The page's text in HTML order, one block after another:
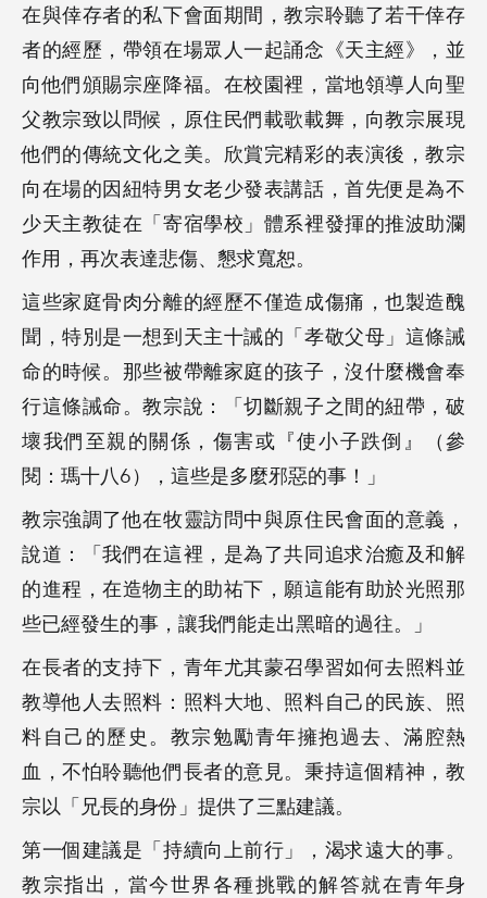
在與倖存者的私下會面期間，教宗聆聽了若干倖存
者的經歷，帶領在場眾人一起誦念《天主經》，並
向他們頒賜宗座降福。在校園裡，當地領導人向聖
父教宗致以問候，原住民們載歌載舞，向教宗展現
他們的傳統文化之美。欣賞完精彩的表演後，教宗
向在場的因紐特男女老少發表講話，首先便是為不
少天主教徒在「寄宿學校」體系裡發揮的推波助瀾
作用，再次表達悲傷、懇求寬恕。
這些家庭骨肉分離的經歷不僅造成傷痛，也製造醜
聞，特別是一想到天主十誡的「孝敬父母」這條誡
命的時候。那些被帶離家庭的孩子，沒什麼機會奉
行這條誡命。教宗說：「切斷親子之間的紐帶，破
壞我們至親的關係，傷害或『使小子跌倒』（參
閱：瑪十八6），這些是多麼邪惡的事！」
教宗強調了他在牧靈訪問中與原住民會面的意義，
說道：「我們在這裡，是為了共同追求治癒及和解
的進程，在造物主的助祐下，願這能有助於光照那
些已經發生的事，讓我們能走出黑暗的過往。」
在長者的支持下，青年尤其蒙召學習如何去照料並
教導他人去照料：照料大地、照料自己的民族、照
料自己的歷史。教宗勉勵青年擁抱過去、滿腔熱
血，不怕聆聽他們長者的意見。秉持這個精神，教
宗以「兄長的身份」提供了三點建議。
第一個建議是「持續向上前行」，渴求遠大的事。
教宗指出，當今世界各種挑戰的解答就在青年身